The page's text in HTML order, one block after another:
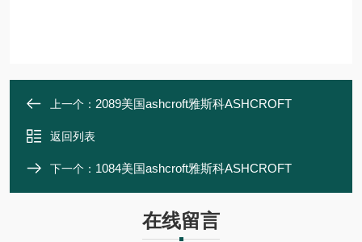
上一个： 2089美国ashcroft雅斯科ASHCROFT
返回列表
下一个： 1084美国ashcroft雅斯科ASHCROFT
在线留言